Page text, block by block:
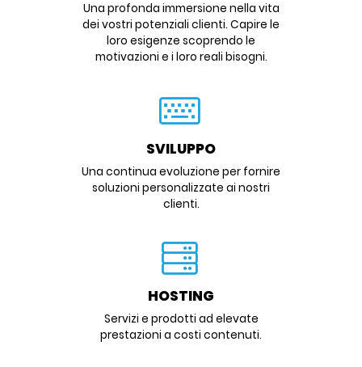
Una profonda immersione nella vita
dei vostri potenziali clienti. Capire le
loro esigenze scoprendo le
motivazioni e i loro reali bisogni.
SVILUPPO
Una continua evoluzione per fornire
soluzioni personalizzate ai nostri
clienti.
HOSTING
Servizi e prodotti ad elevate
prestazioni a costi contenuti.